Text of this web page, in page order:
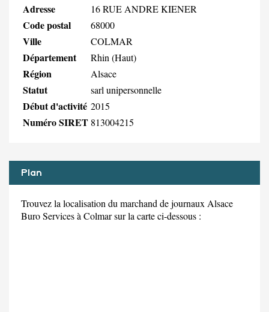
Adresse 16 RUE ANDRE KIENER
Code postal 68000
Ville COLMAR
Département Rhin (Haut)
Région Alsace
Statut sarl unipersonnelle
Début d'activité 2015
Numéro SIRET 813004215
Plan
Trouvez la localisation du marchand de journaux Alsace
Buro Services à Colmar sur la carte ci-dessous :